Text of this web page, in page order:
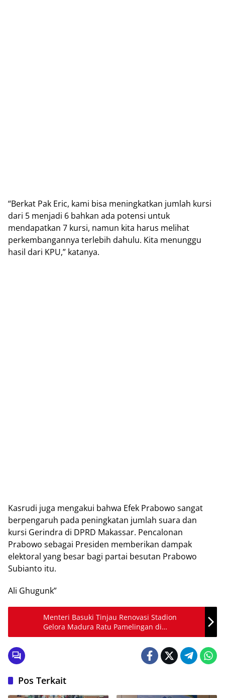
“Berkat Pak Eric, kami bisa meningkatkan jumlah kursi
dari 5 menjadi 6 bahkan ada potensi untuk
mendapatkan 7 kursi, namun kita harus melihat
perkembangannya terlebih dahulu. Kita menunggu
hasil dari KPU,” katanya.
Kasrudi juga mengakui bahwa Efek Prabowo sangat
berpengaruh pada peningkatan jumlah suara dan
kursi Gerindra di DPRD Makassar. Pencalonan
Prabowo sebagai Presiden memberikan dampak
elektoral yang besar bagi partai besutan Prabowo
Subianto itu.
Ali Ghugunk”
Menteri Basuki Tinjau Renovasi Stadion
Gelora Madura Ratu Pamelingan di
Pamekasan
Pos Terkait